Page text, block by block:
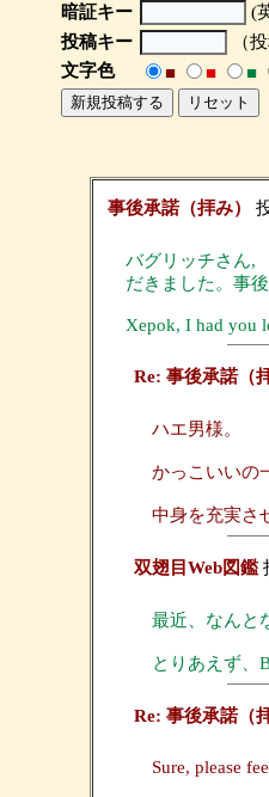
暗証キー
(
投稿キー
（
文字色
■ ■ ■
事後承諾（拝み）
バグリッチさん,
だきました。事
Xepok, I had you
Re: 事後承諾（
ハエ男様。
かっこいいの
中身を充実さ
双翅目Web図鑑
最近、なんと
とりあえず、
Re: 事後承諾（
Sure, please